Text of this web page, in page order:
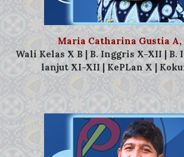
Maria Catharina Gustia A,
Wali Kelas X B | B. Inggris X-XII |
lanjut XI-XII | KePLan X |